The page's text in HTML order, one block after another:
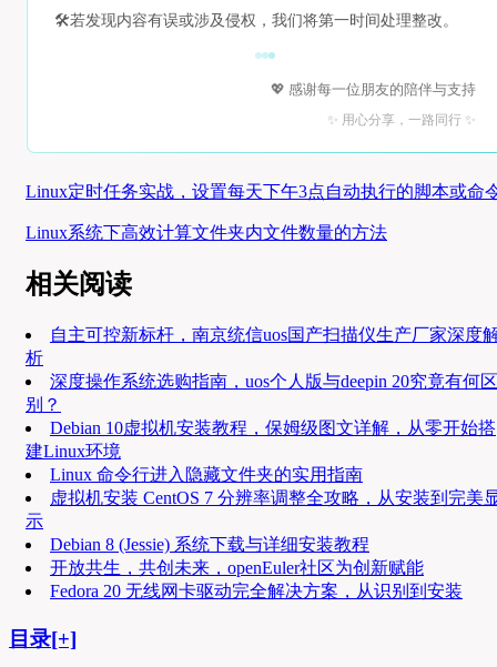
🛠️若发现内容有误或涉及侵权，我们将第一时间处理整改。
💖 感谢每一位朋友的陪伴与支持
✨ 用心分享，一路同行 ✨
Linux定时任务实战，设置每天下午3点自动执行的脚本或命
Linux系统下高效计算文件夹内文件数量的方法
相关阅读
自主可控新标杆，南京统信uos国产扫描仪生产厂家深度
析
深度操作系统选购指南，uos个人版与deepin 20究竟有何区
别？
Debian 10虚拟机安装教程，保姆级图文详解，从零开始搭
建Linux环境
Linux 命令行进入隐藏文件夹的实用指南
虚拟机安装 CentOS 7 分辨率调整全攻略，从安装到完美
示
Debian 8 (Jessie) 系统下载与详细安装教程
开放共生，共创未来，openEuler社区为创新赋能
Fedora 20 无线网卡驱动完全解决方案，从识别到安装
目录[+]